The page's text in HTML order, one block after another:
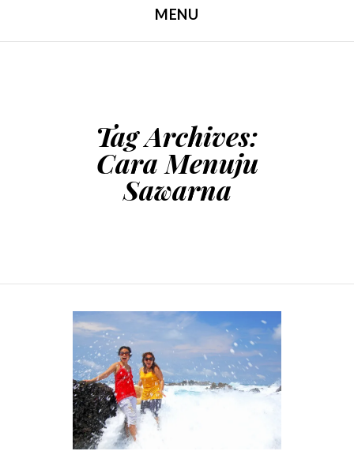
MENU
Tag Archives:
Cara Menuju
Sawarna